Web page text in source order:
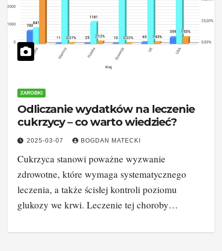
ZAROBKI
Odliczanie wydatków na leczenie
cukrzycy – co warto wiedzieć?
2025-03-07 BOGDAN MATECKI
Cukrzyca stanowi poważne wyzwanie
zdrowotne, które wymaga systematycznego
leczenia, a także ścisłej kontroli poziomu
glukozy we krwi. Leczenie tej choroby…